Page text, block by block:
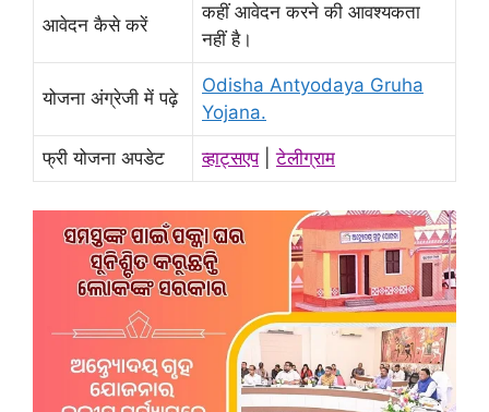
आवेदन कैसे करें
कहीं आवेदन करने की आवश्यकता
नहीं है।
योजना अंग्रेजी में पढ़े
Odisha Antyodaya Gruha
Yojana.
फ्री योजना अपडेट व्हाट्सएप|टेलीग्राम